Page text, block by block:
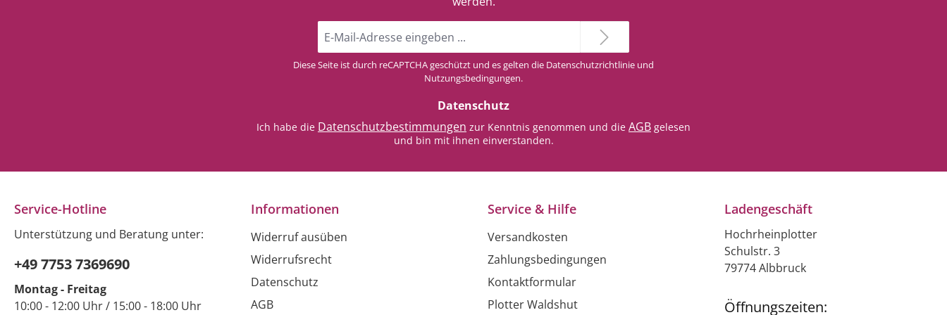
Mail-
Adresse
*
Diese Seite ist durch reCAPTCHA geschützt und es gelten die Datenschutzrichtlinie und
Nutzungsbedingungen.
Datenschutz
Ich habe die Datenschutzbestimmungen zur Kenntnis genommen und die AGB gelesen
und bin mit ihnen einverstanden.
Service-Hotline
Unterstützung und Beratung unter:
+49 7753 7369690
Montag - Freitag
10:00 - 12:00 Uhr / 15:00 - 18:00 Uhr
Informationen
Widerruf ausüben
Widerrufsrecht
Datenschutz
AGB
Service & Hilfe
Versandkosten
Zahlungsbedingungen
Kontaktformular
Plotter Waldshut
Ladengeschäft
Hochrheinplotter
Schulstr. 3
79774 Albbruck
Öffnungszeiten: